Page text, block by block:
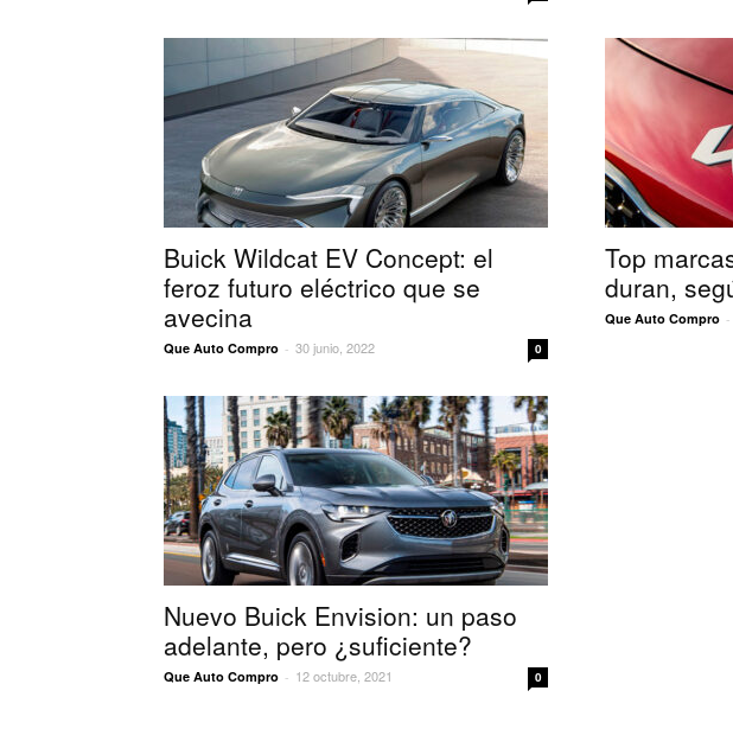
Buick Wildcat EV Concept: el
feroz futuro eléctrico que se
avecina
Que Auto Compro - 30 junio, 2022 0
Top
duran,
Que Auto Compro -
Nuevo Buick Envision: un paso
adelante, pero ¿suficiente?
Que Auto Compro - 12 octubre, 2021 0